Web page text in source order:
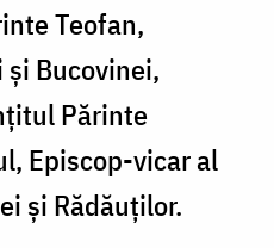
Teofan,
Bucovinei,
Părinte
Episcop-vicar al
și Rădăuților.